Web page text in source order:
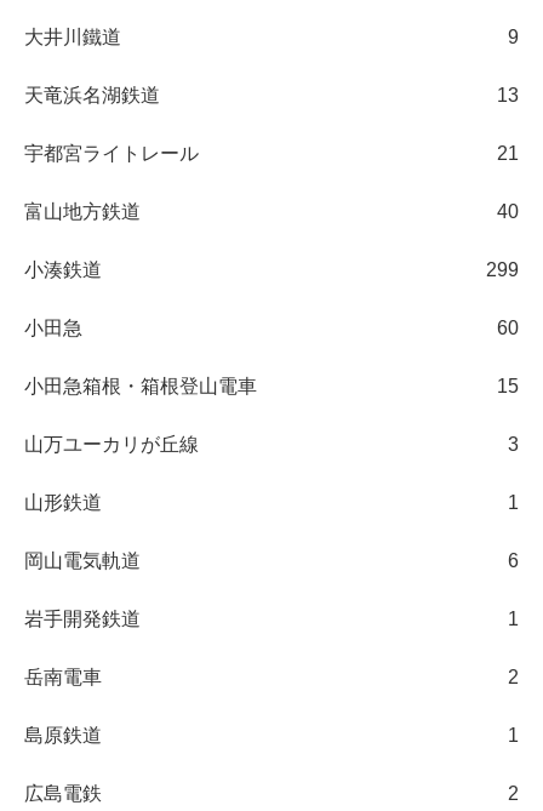
大井川鐵道 9
天竜浜名湖鉄道 13
宇都宮ライトレール 21
富山地方鉄道 40
小湊鉄道 299
小田急 60
小田急箱根・箱根登山電車 15
山万ユーカリが丘線 3
山形鉄道 1
岡山電気軌道 6
岩手開発鉄道 1
岳南電車 2
島原鉄道 1
広島電鉄 2